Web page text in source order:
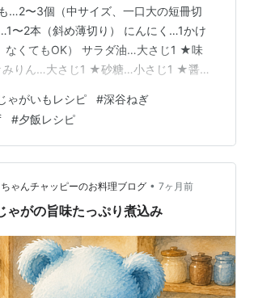
…2〜3個（中サイズ、一口大の短冊切
〜2本（斜め薄切り） にんにく…1かけ
なくてもOK） サラダ油…大さじ1 ★味
りん…大さじ1 ★砂糖…小さじ1 ★醤
がいもは水にさらしてデンプンを落と
ーパーで水気をふくんやで💦 鶏もも肉は
味をつけ、軽く片栗粉をまぶすと炒めた
なるんや🐔 フライパンに油を熱して、に
出るまで炒める（入れる場合） 鶏もも肉
ゃがいもレシピ #深谷ねぎ
#夕飯レシピ
ゃんチャッピーのお料理ブログ • 7ヶ月前
ゃがの旨味たっぷり煮込み